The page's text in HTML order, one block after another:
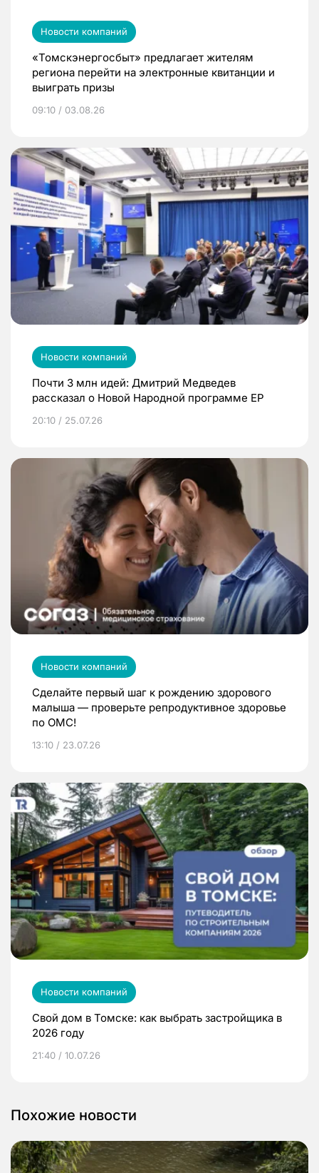
Новости компаний
«Томскэнергосбыт» предлагает жителям
региона перейти на электронные квитанции и
выиграть призы
09:10 / 03.08.26
Новости компаний
Почти 3 млн идей: Дмитрий Медведев
рассказал о Новой Народной программе ЕР
20:10 / 25.07.26
Новости компаний
Сделайте первый шаг к рождению здорового
малыша — проверьте репродуктивное здоровье
по ОМС!
13:10 / 23.07.26
Новости компаний
Свой дом в Томске: как выбрать застройщика в
2026 году
21:40 / 10.07.26
Похожие новости